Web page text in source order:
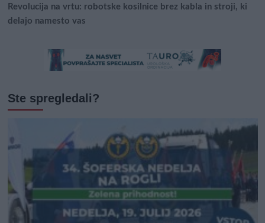
Revolucija na vrtu: robotske kosilnice brez kabla in stroji, ki
delajo namesto vas
Ste spregledali?